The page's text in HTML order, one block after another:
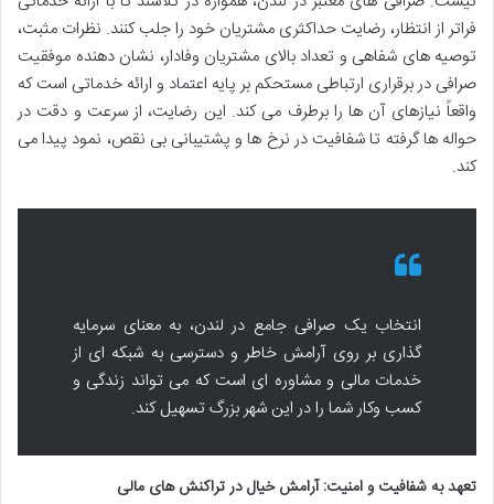
فراتر از انتظار، رضایت حداکثری مشتریان خود را جلب کنند. نظرات مثبت،
توصیه های شفاهی و تعداد بالای مشتریان وفادار، نشان دهنده موفقیت
صرافی در برقراری ارتباطی مستحکم بر پایه اعتماد و ارائه خدماتی است که
واقعاً نیازهای آن ها را برطرف می کند. این رضایت، از سرعت و دقت در
حواله ها گرفته تا شفافیت در نرخ ها و پشتیبانی بی نقص، نمود پیدا می
کند.
انتخاب یک صرافی جامع در لندن، به معنای سرمایه
گذاری بر روی آرامش خاطر و دسترسی به شبکه ای از
خدمات مالی و مشاوره ای است که می تواند زندگی و
کسب وکار شما را در این شهر بزرگ تسهیل کند.
تعهد به شفافیت و امنیت: آرامش خیال در تراکنش های مالی